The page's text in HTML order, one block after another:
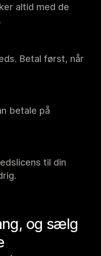
altid med de
Betal først, når
betale på
til din
og sælg